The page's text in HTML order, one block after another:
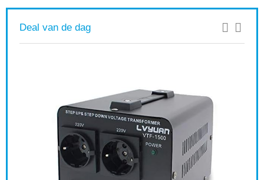
Deal van de dag